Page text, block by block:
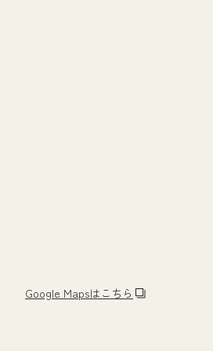
Google Mapsはこちら